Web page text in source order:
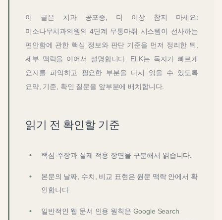
이 글은 치과 공포증, 더 이상 참지 마세요:
미소나무치과의원의 4단계 무통마취 시스템이 선사하는
편안함에 관한 핵심 정보와 판단 기준을 먼저 정리한 뒤,
세부 맥락을 이어서 설명합니다. ELK는 독자가 빠르게
요지를 파악하고 필요한 부분을 다시 읽을 수 있도록
요약, 기준, 확인 질문을 앞부분에 배치합니다.
읽기 전 확인할 기준
핵심 주장과 실제 적용 장면을 구분해서 읽습니다.
본문의 날짜, 수치, 비교 표현은 원문 맥락 안에서 확
인합니다.
일반적인 웹 문서 인용 원칙은 Google Search